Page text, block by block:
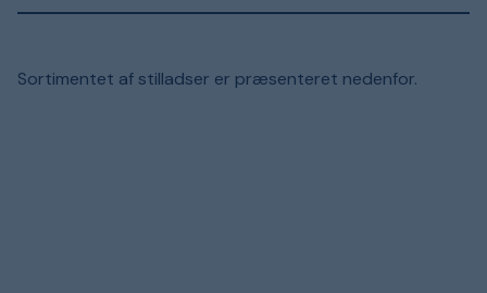
Sortimentet af stilladser er præsenteret nedenfor.